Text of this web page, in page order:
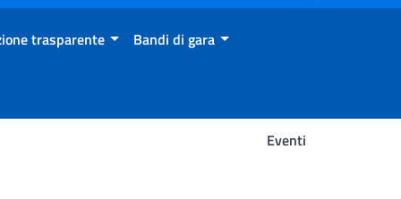
trasparente Bandi di gara
Eventi